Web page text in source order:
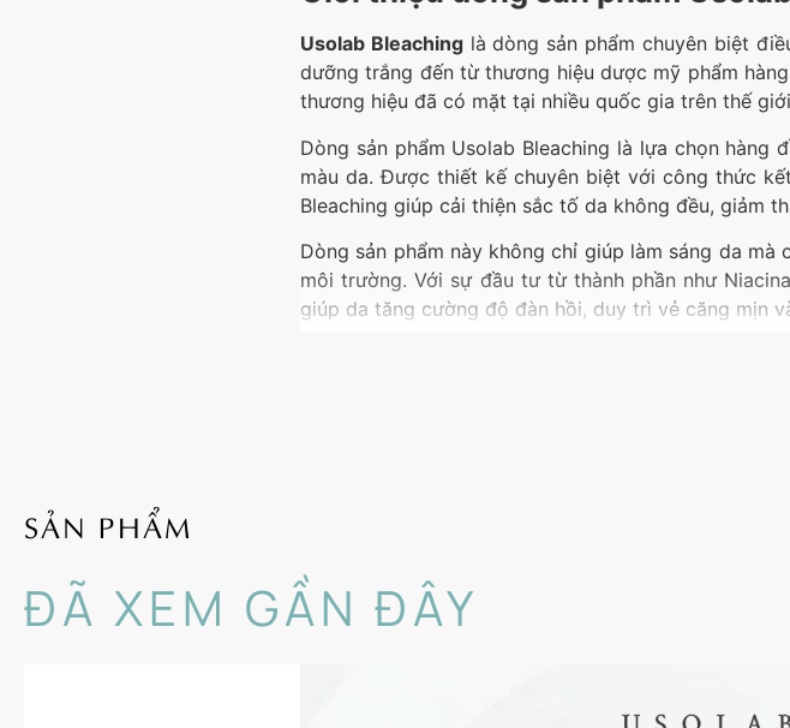
Usolab Bleachinglà dòng sản phẩm chuyên biệt
dưỡng trắng đến từ thương hiệu dược mỹ phẩm
thương hiệu đã có mặt tại nhiều quốc gia trên thế
Dòng sản phẩm Usolab Bleaching là lựa chọn
màu da. Được thiết kế chuyên biệt với công thức
Bleaching giúp cải thiện sắc tố da không đều, giảm
Dòng sản phẩm này không chỉ giúp làm sáng da
môi trường. Với sự đầu tư từ thành phần như
giúp da tăng cường độ đàn hồi, duy trì vẻ căng mịn
Bên cạnh đó, bộ sản phẩm có thể cấp ẩm
dưỡng và HA giúp cấp ẩm, tăng cường độ đàn
Sản phẩm dùng được cho nhiều loại da, đặc
SẢN PHẨM
ĐÃ XEM GẦN ĐÂY